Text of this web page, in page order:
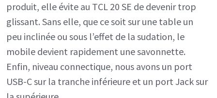
produit, elle évite au TCL 20 SE de devenir trop
glissant. Sans elle, que ce soit sur une table un
peu inclinée ou sous l’effet de la sudation, le
mobile devient rapidement une savonnette.
Enfin, niveau connectique, nous avons un port
USB-C sur la tranche inférieure et un port Jack sur